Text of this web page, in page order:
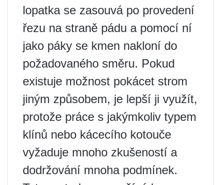
lopatka se zasouvá po provedení
řezu na straně pádu a pomocí ní
jako páky se kmen nakloní do
požadovaného směru. Pokud
existuje možnost pokácet strom
jiným způsobem, je lepší ji využít,
protože práce s jakýmkoliv typem
klínů nebo kácecího kotouče
vyžaduje mnoho zkušeností a
dodržování mnoha podmínek.